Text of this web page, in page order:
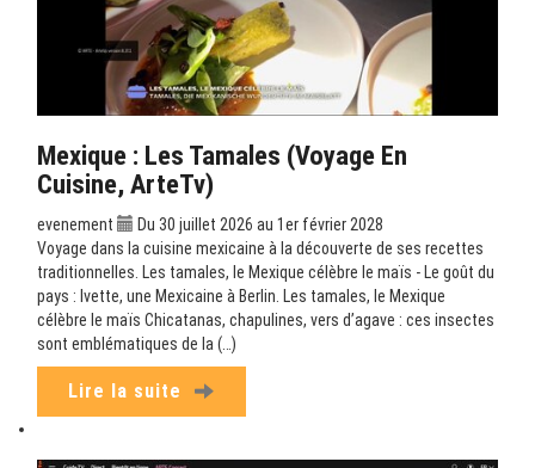
Mexique : Les Tamales (Voyage En
Cuisine, ArteTv)
evenement
Du 30 juillet 2026 au 1er février 2028
Voyage dans la cuisine mexicaine à la découverte de ses recettes
traditionnelles. Les tamales, le Mexique célèbre le maïs - Le goût du
pays : Ivette, une Mexicaine à Berlin. Les tamales, le Mexique
célèbre le maïs Chicatanas, chapulines, vers d’agave : ces insectes
sont emblématiques de la (…)
Lire la suite